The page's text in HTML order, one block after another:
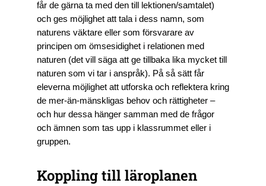
får de gärna ta med den till lektionen/samtalet)
och ges möjlighet att tala i dess namn, som
naturens väktare eller som försvarare av
principen om ömsesidighet i relationen med
naturen (det vill säga att ge tillbaka lika mycket till
naturen som vi tar i anspråk). På så sätt får
eleverna möjlighet att utforska och reflektera kring
de mer-än-mänskligas behov och rättigheter –
och hur dessa hänger samman med de frågor
och ämnen som tas upp i klassrummet eller i
gruppen.
Koppling till läroplanen